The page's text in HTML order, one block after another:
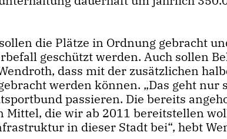
die Plätze in Ordnung gebracht
geschützt werden. Auch sollen
dass mit der zusätzlichen
werden können. „Das geht
passieren. Die bereits
Mittel, die wir ab 2011 bereitstellen
in dieser Stadt bei“, hebt